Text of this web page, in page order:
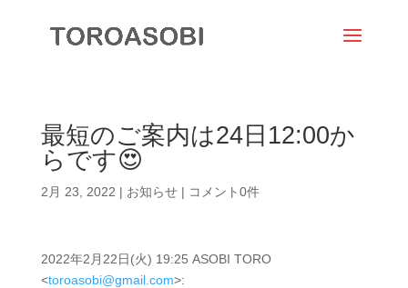
最短のご案内は24日12:00か
らです😍
2月 23, 2022 | お知らせ| コメント0件
2022年2月22日(火) 19:25 ASOBI TORO
<toroasobi@gmail.com>: